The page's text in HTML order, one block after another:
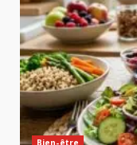
Bien-être